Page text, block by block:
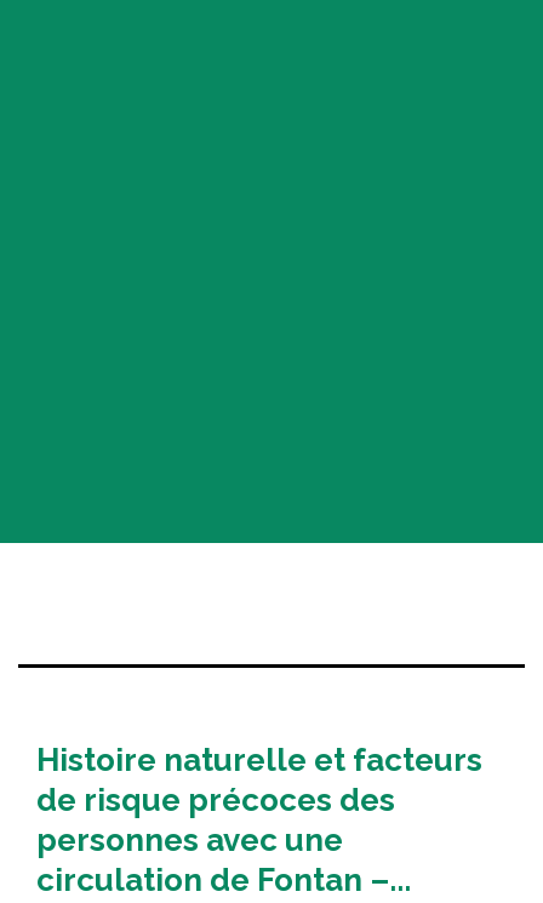
ENGLISH
Rechercher :
Histoire naturelle et facteurs
de risque précoces des
personnes avec une
circulation de Fontan –...